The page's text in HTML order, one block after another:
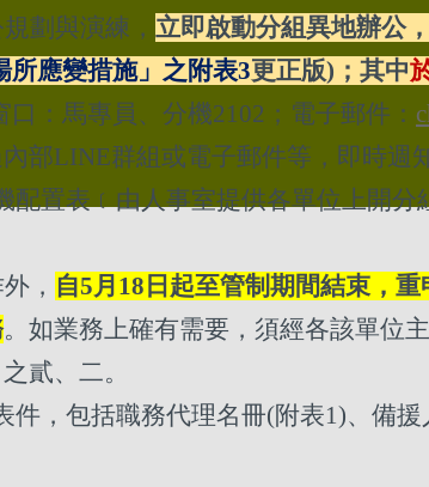
劃與演練， 立即啟動分組異地辦公
所應變措施」之附表3更正版)；其中
口：馬專員、分機2102；電子郵件：
部LINE群組或電子郵件等，即時週
置表﹝由人事室提供各單位上開
， 自5月18日起至管制期間結束，
。如業務上確有需要，須經各該單位
貳、二。
，包括職務代理名冊(附表1)、備